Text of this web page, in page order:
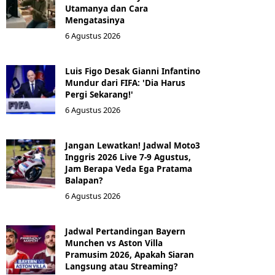
Utamanya dan Cara
Mengatasinya
6 Agustus 2026
Luis Figo Desak Gianni Infantino
Mundur dari FIFA: 'Dia Harus
Pergi Sekarang!'
6 Agustus 2026
Jangan Lewatkan! Jadwal Moto3
Inggris 2026 Live 7-9 Agustus,
Jam Berapa Veda Ega Pratama
Balapan?
6 Agustus 2026
Jadwal Pertandingan Bayern
Munchen vs Aston Villa
Pramusim 2026, Apakah Siaran
Langsung atau Streaming?